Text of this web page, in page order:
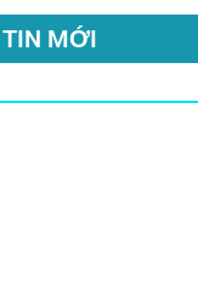
TIN MỚI